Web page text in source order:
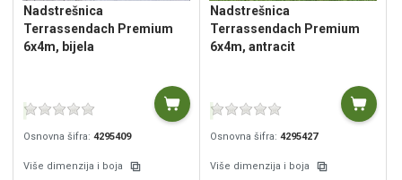
Nadstrešnica
Terrassendach Premium
6x4m, bijela
Osnovna šifra: 4295409
Više dimenzija i boja
Nadstrešnica
Terrassendach Premium
6x4m, antracit
Osnovna šifra: 4295427
Više dimenzija i boja